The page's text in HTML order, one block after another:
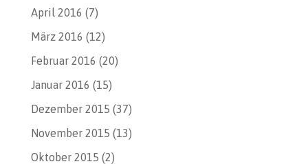
April 2016 (7)
März 2016 (12)
Februar 2016 (20)
Januar 2016 (15)
Dezember 2015 (37)
November 2015 (13)
Oktober 2015 (2)